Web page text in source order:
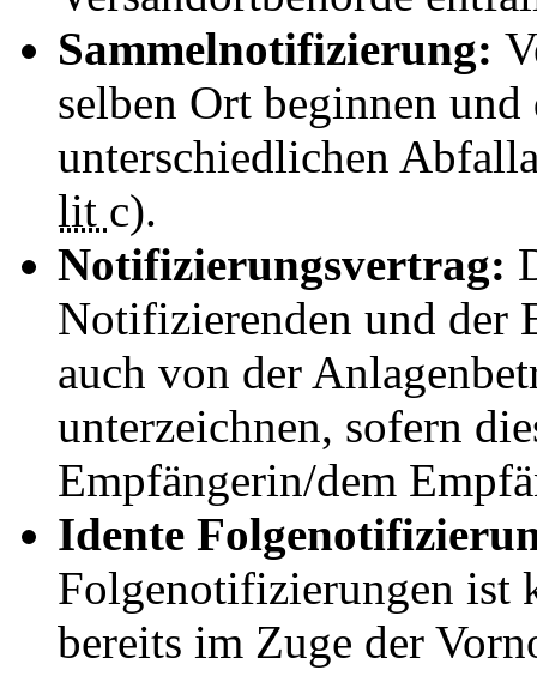
Sammelnotifizierung:
selben Ort beginnen
unterschiedlichen
lit c).
Notifizierungsvertrag:
Notifizierenden und der
auch von der
unterzeichnen, sofern
Empfängerin/dem
Idente
Folgenotifizierungen ist
bereits im Zuge der